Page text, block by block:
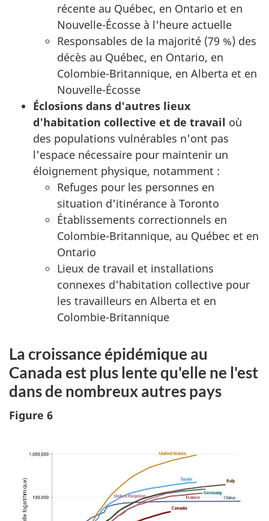
récente au Québec, en Ontario et en
Nouvelle-Écosse à l'heure actuelle
Responsables de la majorité (79 %) des
décès au Québec, en Ontario, en
Colombie-Britannique, en Alberta et en
Nouvelle-Écosse
Éclosions dans d'autres lieux
d'habitation collective et de travail où
des populations vulnérables n'ont pas
l'espace nécessaire pour maintenir un
éloignement physique, notamment :
Refuges pour les personnes en
situation d'itinérance à Toronto
Établissements correctionnels en
Colombie-Britannique, au Québec et en
Ontario
Lieux de travail et installations
connexes d'habitation collective pour
les travailleurs en Alberta et en
Colombie-Britannique
La croissance épidémique au
Canada est plus lente qu'elle ne l'est
dans de nombreux autres pays
Figure 6